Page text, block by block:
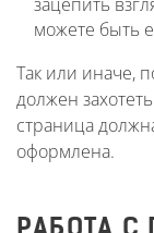
можете быть
Так или иначе,
должен
страница
оформлена.